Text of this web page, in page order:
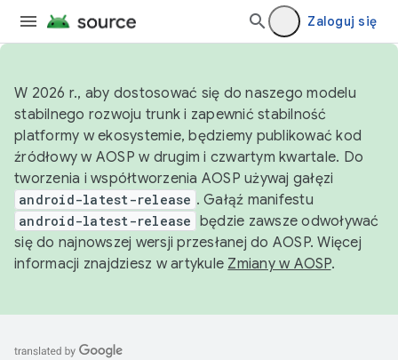
Zaloguj się
W 2026 r., aby dostosować się do naszego modelu
stabilnego rozwoju trunk i zapewnić stabilność
platformy w ekosystemie, będziemy publikować kod
źródłowy w AOSP w drugim i czwartym kwartale. Do
tworzenia i współtworzenia AOSP używaj gałęzi
android-latest-release . Gałąź manifestu
android-latest-release będzie zawsze odwoływać
się do najnowszej wersji przesłanej do AOSP. Więcej
informacji znajdziesz w artykule Zmiany w AOSP.